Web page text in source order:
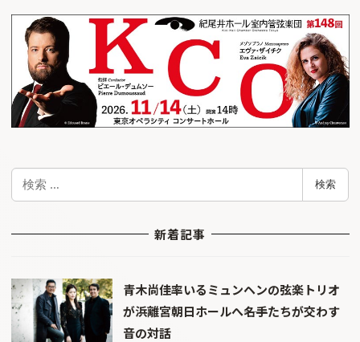
検
検索
新着記事
青木尚佳率いるミュンヘンの弦楽トリオ
が浜離宮朝日ホールへ――名手たちが交わす
音の対話